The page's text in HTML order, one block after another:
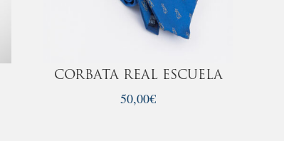
CORBATA REAL ESCUELA
50,00€